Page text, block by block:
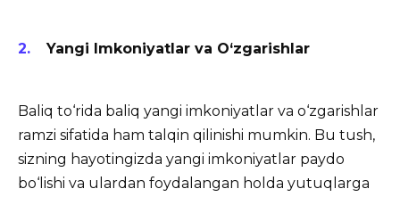
Yangi Imkoniyatlar va O‘zgarishlar
Baliq to‘rida baliq yangi imkoniyatlar va o‘zgarishlar
ramzi sifatida ham talqin qilinishi mumkin. Bu tush,
sizning hayotingizda yangi imkoniyatlar paydo
bo‘lishi va ulardan foydalangan holda yutuqlarga